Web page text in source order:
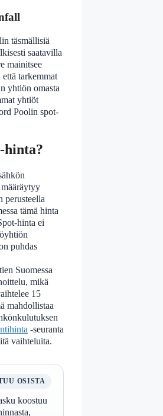
täsmällisiä
saatavilla
mainitsee
tarkemmat
yhtiön omasta
yhtiöt
Poolin spot-
hinta?
perusteella
tämä hinta
hinta ei
puhdas
Suomessa
mikä
15
mahdollistaa
-seuranta
vaihteluita.
OSISTA
koostuu